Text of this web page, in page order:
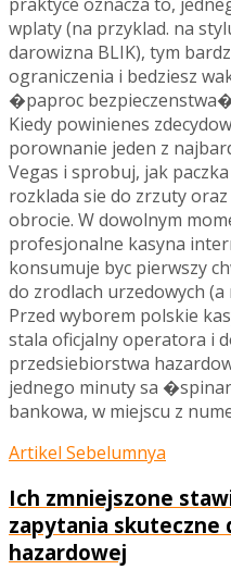
wplaty (na przyklad. na
darowizna BLIK), tym
ograniczenia i bedziesz
�paproc bezpieczenstwa�
Kiedy powinienes
porownanie jeden z
Vegas i sprobuj, jak
rozklada sie do zrzuty
obrocie. W dowolnym
profesjonalne kasyna
konsumuje byc pierwszy
do zrodlach urzedowych
Przed wyborem polskie
stala oficjalny operatora i
przedsiebiorstwa
jednego minuty sa
bankowa, w miejscu z
Artikel Sebelumnya
Ich zmniejszone
zapytania skuteczne
hazardowej